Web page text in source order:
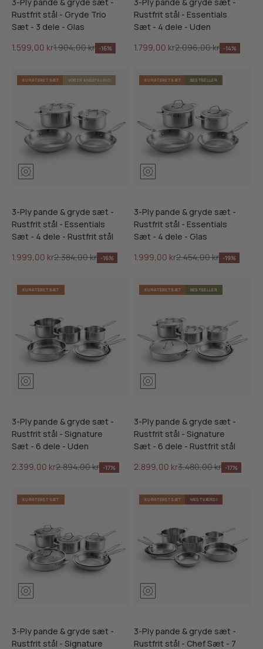
Rustfrit stål - Gryde Trio
Sæt - 3 dele - Glas
Salgspris
1.599,00 krNormalpris
1.904,00 kr -16%
Rustfrit stål - Essentials
Sæt - 4 dele - Uden
Salgspris
1.799,00 krNormalpris
2.096,00 kr -14%
KURATERET SÆT VORES ANBEFALING
3-Ply pande & gryde sæt -
Rustfrit stål - Essentials
Sæt - 4 dele - Rustfrit stål
Salgspris
1.999,00 krNormalpris
2.384,00 kr -16%
KURATERET SÆT BESTSELLER
3-Ply pande & gryde sæt -
Rustfrit stål - Essentials
Sæt - 4 dele - Glas
Salgspris
1.999,00 krNormalpris
2.454,00 kr -19%
KURATERET SÆT
3-Ply pande & gryde sæt -
Rustfrit stål - Signature
Sæt - 6 dele - Uden
Salgspris
2.399,00 krNormalpris
2.894,00 kr -17%
KURATERET SÆT BESTSELLER
3-Ply pande & gryde sæt -
Rustfrit stål - Signature
Sæt - 6 dele - Rustfrit stål
Salgspris
2.899,00 krNormalpris
3.480,00 kr -17%
KURATERET SÆT
3-Ply pande & gryde sæt -
Rustfrit stål - Signature
KURATERET SÆT MEST VÆRDI
3-Ply pande & gryde sæt -
Rustfrit stål - Chef Sæt - 7